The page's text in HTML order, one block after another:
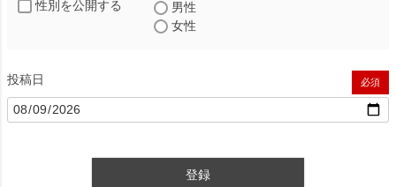
性別を公開する
男性
女性
投稿日
(必須)
登録